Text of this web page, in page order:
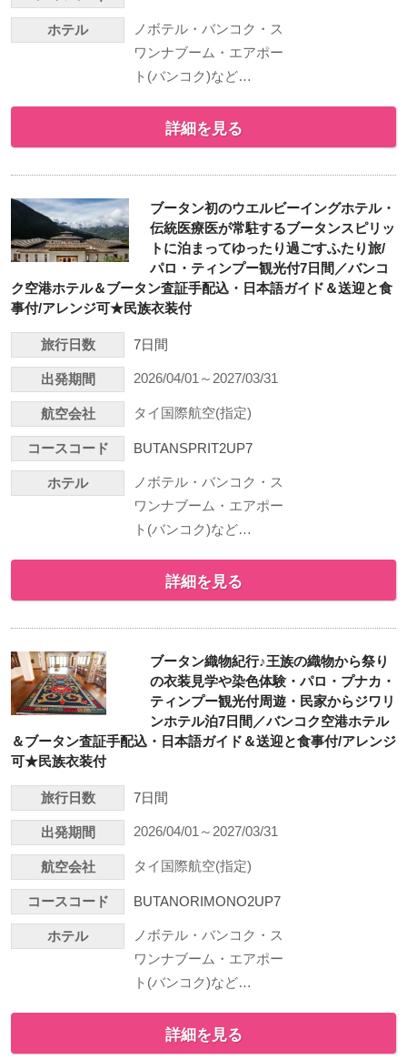
ホテル
ノボテル・バンコク・ス
ワンナブーム・エアポー
ト(バンコク)など…
詳細を見る
ブータン初のウエルビーイングホテル・
伝統医療医が常駐するブータンスピリッ
トに泊まってゆったり過ごすふたり旅/
パロ・ティンプー観光付7日間／バンコ
ク空港ホテル＆ブータン査証手配込・日本語ガイド＆送迎と食
事付/アレンジ可★民族衣装付
旅行日数 7日間
出発期間 2026/04/01～2027/03/31
航空会社 タイ国際航空(指定)
コースコード BUTANSPRIT2UP7
ホテル
ノボテル・バンコク・ス
ワンナブーム・エアポー
ト(バンコク)など…
詳細を見る
ブータン織物紀行♪王族の織物から祭り
の衣装見学や染色体験・パロ・プナカ・
ティンプー観光付周遊・民家からジワリ
ンホテル泊7日間／バンコク空港ホテル
＆ブータン査証手配込・日本語ガイド＆送迎と食事付/アレンジ
可★民族衣装付
旅行日数 7日間
出発期間 2026/04/01～2027/03/31
航空会社 タイ国際航空(指定)
コースコード BUTANORIMONO2UP7
ホテル
ノボテル・バンコク・ス
ワンナブーム・エアポー
ト(バンコク)など…
詳細を見る